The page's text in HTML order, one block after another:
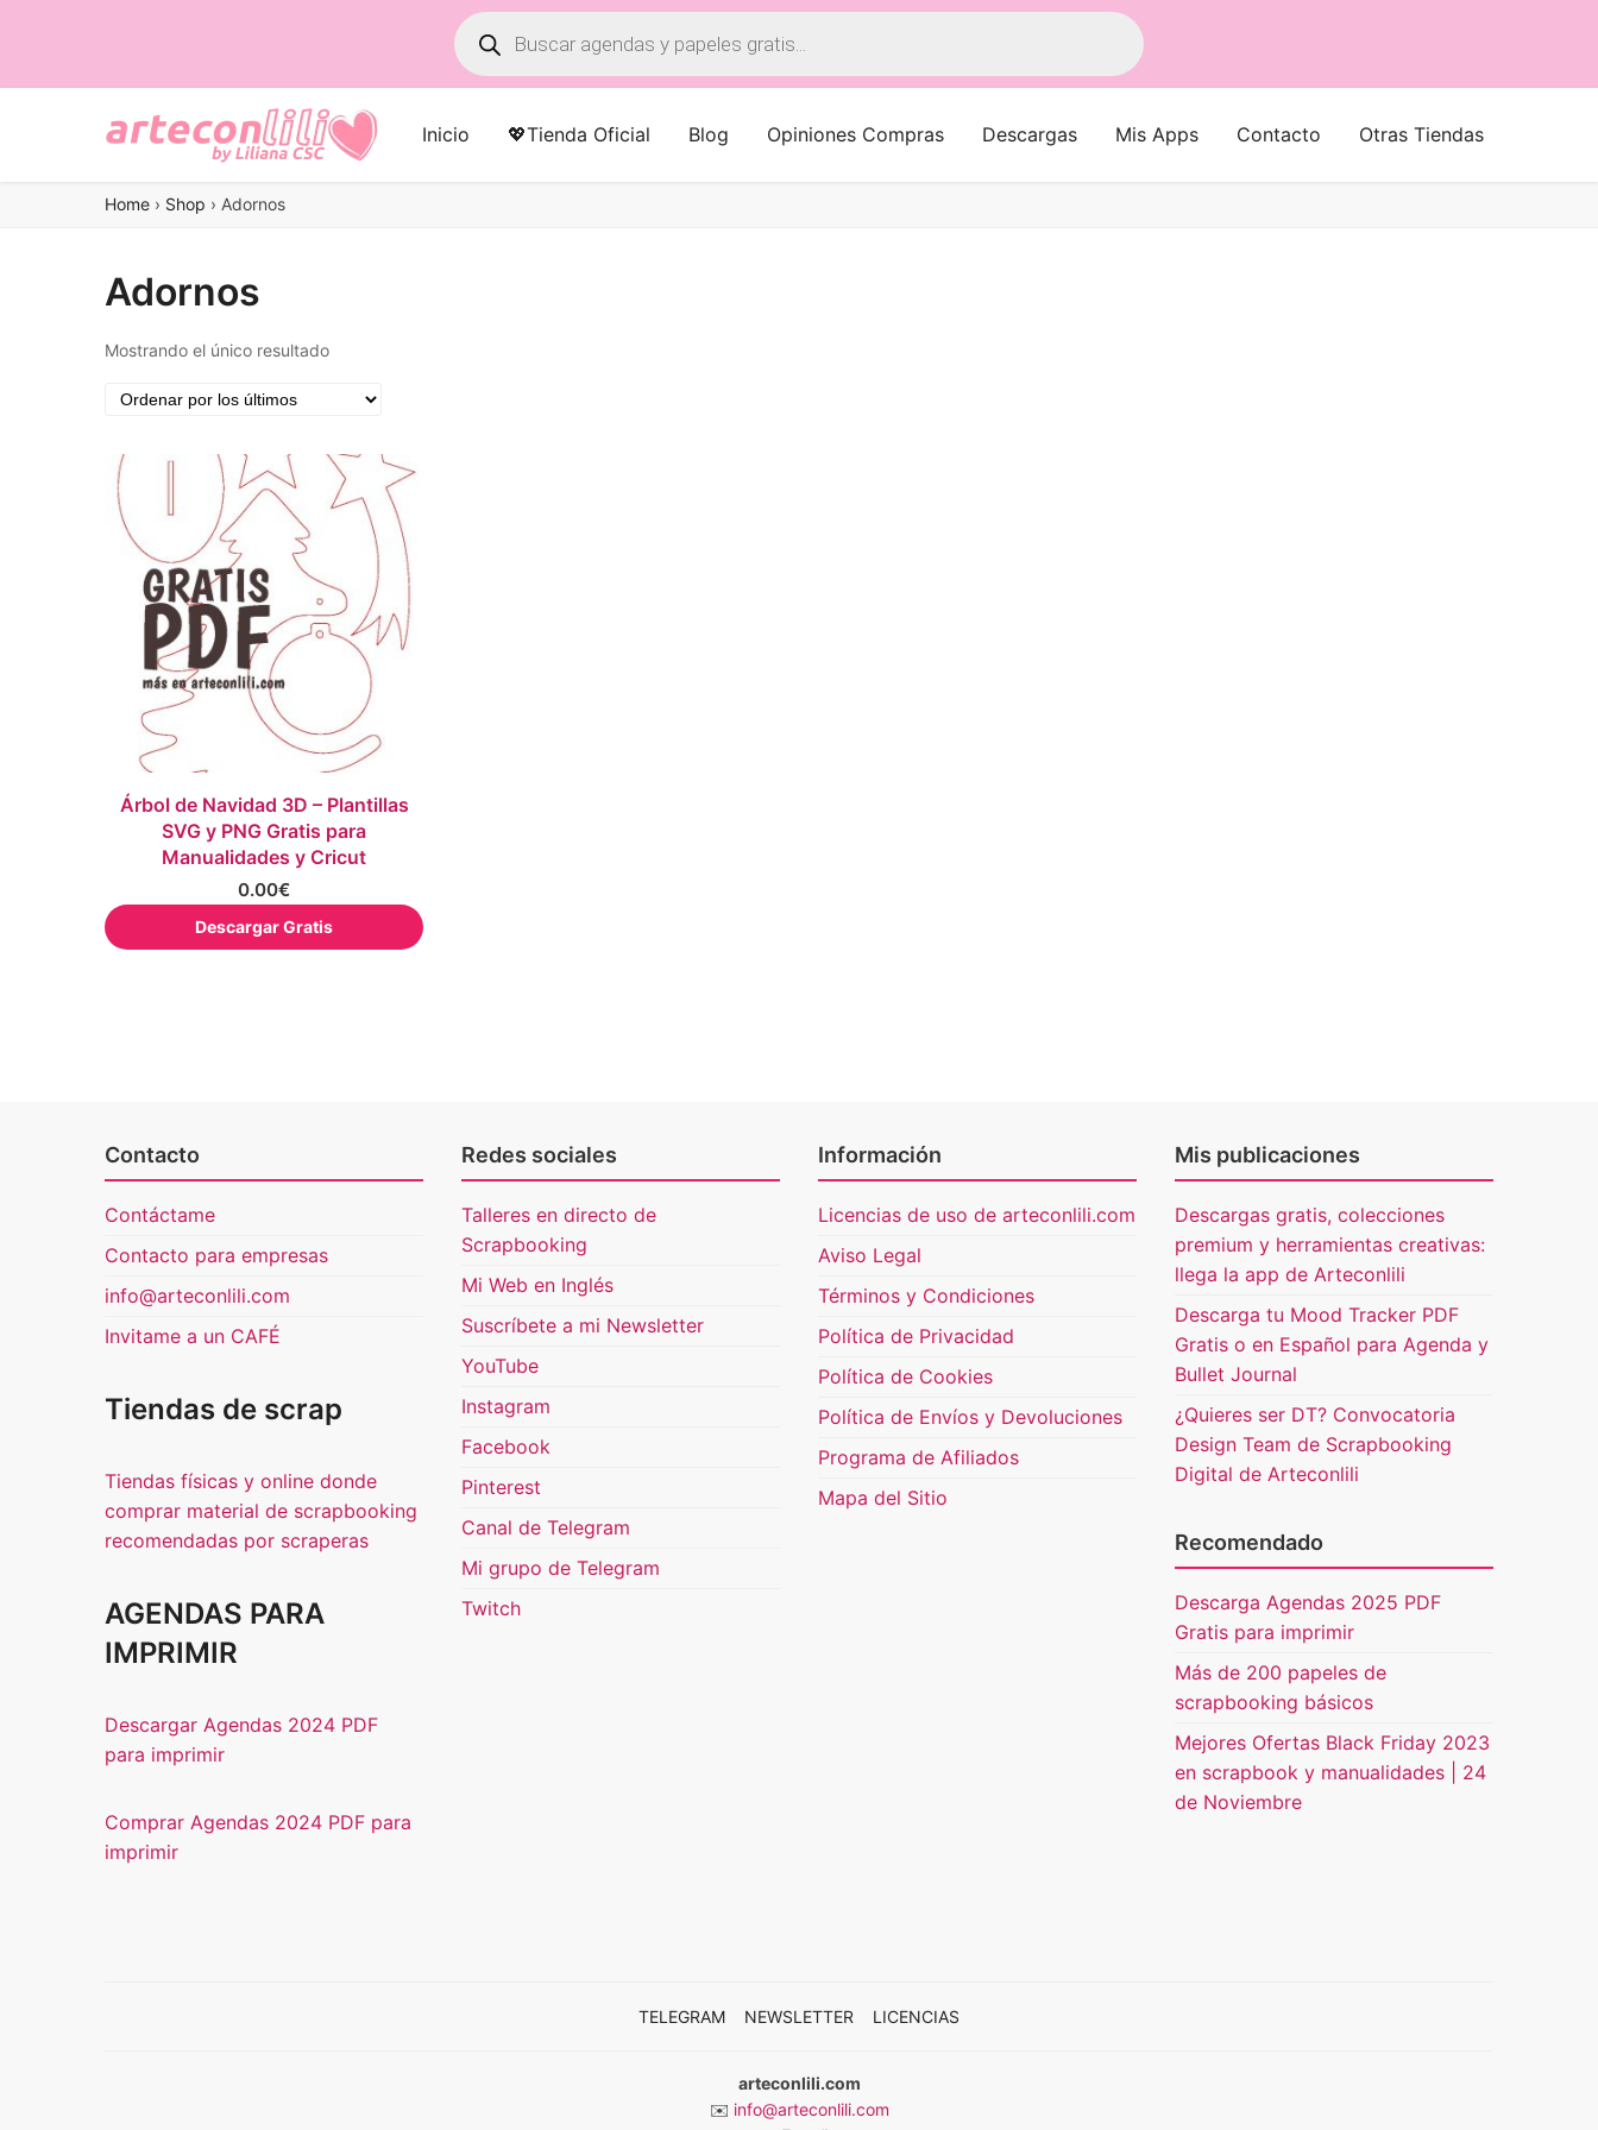
Búsqueda
de
productos
Inicio 💖Tienda Oficial Blog Opiniones Compras Descargas Mis Apps Contacto Otras Tiendas
Home › Shop › Adornos
Adornos
Mostrando el único resultado
Árbol de Navidad 3D – Plantillas
SVG y PNG Gratis para
Manualidades y Cricut
0.00€
Descargar Gratis
Contacto
Contáctame
Contacto para empresas
info@arteconlili.com
Invitame a un CAFÉ
Tiendas de scrap
Tiendas físicas y online donde
comprar material de scrapbooking
recomendadas por scraperas
AGENDAS PARA
IMPRIMIR
Descargar Agendas 2024 PDF
para imprimir
Comprar Agendas 2024 PDF para
imprimir
Redes sociales
Talleres en directo de
Scrapbooking
Mi Web en Inglés
Suscríbete a mi Newsletter
YouTube
Instagram
Facebook
Pinterest
Canal de Telegram
Mi grupo de Telegram
Twitch
Información
Licencias de uso de arteconlili.com
Aviso Legal
Términos y Condiciones
Política de Privacidad
Política de Cookies
Política de Envíos y Devoluciones
Programa de Afiliados
Mapa del Sitio
Mis publicaciones
Descargas gratis, colecciones
premium y herramientas creativas:
llega la app de Arteconlili
Descarga tu Mood Tracker PDF
Gratis o en Español para Agenda y
Bullet Journal
¿Quieres ser DT? Convocatoria
Design Team de Scrapbooking
Digital de Arteconlili
Recomendado
Descarga Agendas 2025 PDF
Gratis para imprimir
Más de 200 papeles de
scrapbooking básicos
Mejores Ofertas Black Friday 2023
en scrapbook y manualidades | 24
de Noviembre
TELEGRAM NEWSLETTER LICENCIAS
arteconlili.com
✉️ info@arteconlili.com